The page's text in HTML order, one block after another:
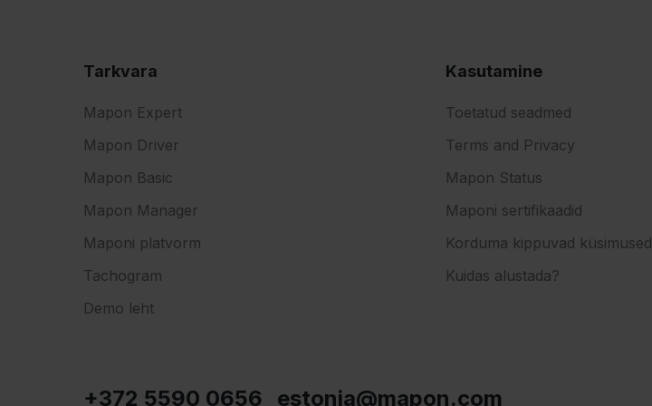
Tarkvara
Mapon Expert
Mapon Driver
Mapon Basic
Mapon Manager
Maponi platvorm
Tachogram
Demo leht
Kasutamine
Toetatud seadmed
Terms and Privacy
Mapon Status
Maponi sertifikaadid
Korduma kippuvad küsimused
Kuidas alustada?
+372 5590 0656 estonia@mapon.com